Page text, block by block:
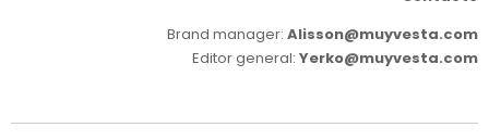
Brand manager: Alisson@muyvesta.com
Editor general: Yerko@muyvesta.com